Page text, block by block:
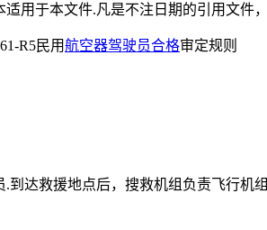
用于本文件.凡是不注日期的引用文件
R5民用航空器驾驶员合格审定规则
达救援地点后，搜救机组负责飞行机